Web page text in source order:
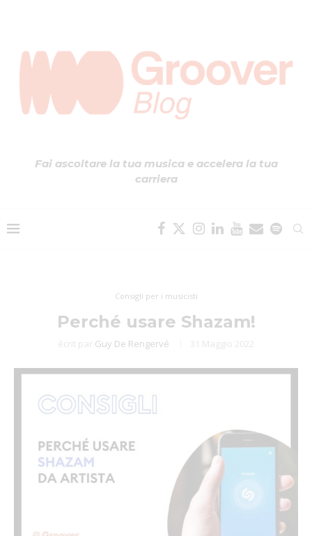
Fai ascoltare la tua musica e accelera la tua
carriera
Consigli per i musicisti
Perché usare Shazam!
écrit par Guy De Rengervé 31 Maggio 2022